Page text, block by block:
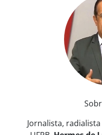
Jornalista,